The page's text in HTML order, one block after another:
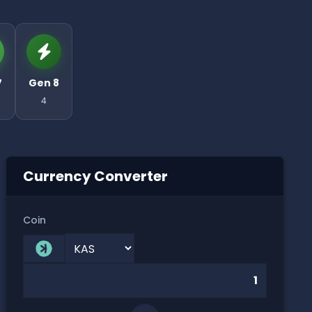
Gen 8
4
Currency Converter
Coin